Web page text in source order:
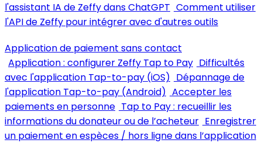
l'assistant IA de Zeffy dans ChatGPT Comment utiliser
l'API de Zeffy pour intégrer avec d'autres outils
Application de paiement sans contact
Application : configurer Zeffy Tap to Pay Difficultés
avec l'application Tap-to-pay (iOS) Dépannage de
l'application Tap-to-pay (Android) Accepter les
paiements en personne Tap to Pay : recueillir les
informations du donateur ou de l’acheteur Enregistrer
un paiement en espèces / hors ligne dans l’application